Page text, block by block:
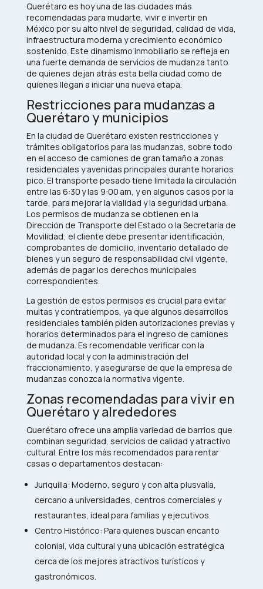
Querétaro es hoy una de las ciudades más
recomendadas para mudarte, vivir e invertir en
México por su alto nivel de seguridad, calidad de vida,
infraestructura moderna y crecimiento económico
sostenido. Este dinamismo inmobiliario se refleja en
una fuerte demanda de servicios de mudanza tanto
de quienes dejan atrás esta bella ciudad como de
quienes llegan a iniciar una nueva etapa.​
Restricciones para mudanzas a
Querétaro y municipios
En la ciudad de Querétaro existen restricciones y
trámites obligatorios para las mudanzas, sobre todo
en el acceso de camiones de gran tamaño a zonas
residenciales y avenidas principales durante horarios
pico. El transporte pesado tiene limitada la circulación
entre las 6:30 y las 9:00 am, y en algunos casos por la
tarde, para mejorar la vialidad y la seguridad urbana.
Los permisos de mudanza se obtienen en la
Dirección de Transporte del Estado o la Secretaría de
Movilidad; el cliente debe presentar identificación,
comprobantes de domicilio, inventario detallado de
bienes y un seguro de responsabilidad civil vigente,
además de pagar los derechos municipales
correspondientes.​
La gestión de estos permisos es crucial para evitar
multas y contratiempos, ya que algunos desarrollos
residenciales también piden autorizaciones previas y
horarios determinados para el ingreso de camiones
de mudanza. Es recomendable verificar con la
autoridad local y con la administración del
fraccionamiento, y asegurarse de que la empresa de
mudanzas conozca la normativa vigente.
Zonas recomendadas para vivir en
Querétaro y alrededores
Querétaro ofrece una amplia variedad de barrios que
combinan seguridad, servicios de calidad y atractivo
cultural. Entre los más recomendados para rentar
casas o departamentos destacan:
Juriquilla: Moderno, seguro y con alta plusvalía,
cercano a universidades, centros comerciales y
restaurantes, ideal para familias y ejecutivos.​
Centro Histórico: Para quienes buscan encanto
colonial, vida cultural y una ubicación estratégica
cerca de los mejores atractivos turísticos y
gastronómicos.